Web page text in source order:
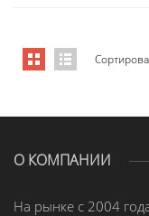
О КОМПАНИИ
На рынке с 2004